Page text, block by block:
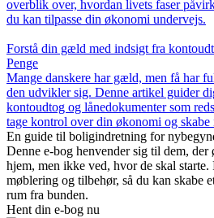
overblik over, hvordan livets faser
du kan tilpasse din økonomi undervejs.
Forstå din gæld med indsigt fra
Penge
Mange danskere har gæld, men få har
den udvikler sig. Denne artikel guider
kontoudtog og lånedokumenter som
tage kontrol over din økonomi og skabe
En guide til boligindretning for
Denne e-bog henvender sig til dem, der
hjem, men ikke ved, hvor de skal
møblering og tilbehør, så du kan skabe
rum fra bunden.
Hent din e-bog nu